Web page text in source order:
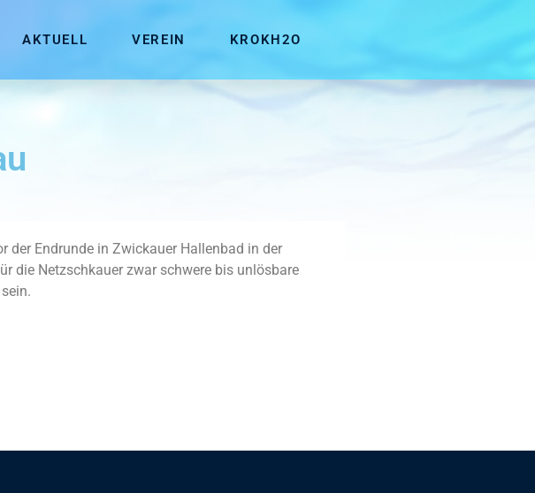
AKTUELL VEREIN KROKH2O
der Endrunde in Zwickauer Hallenbad in der
die Netzschkauer zwar schwere bis unlösbare